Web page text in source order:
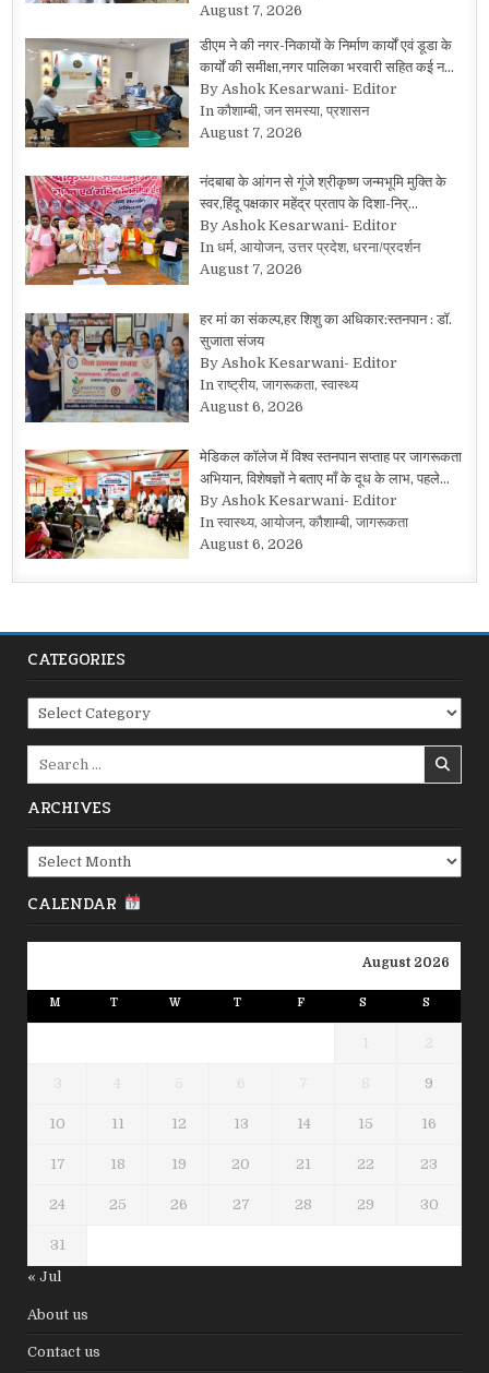
August 7, 2026
डीएम ने की नगर-निकायों के निर्माण कार्यों एवं डूडा के
कार्यों की समीक्षा,नगर पालिका भरवारी सहित कई न…
By Ashok Kesarwani- Editor
In कौशाम्बी, जन समस्या, प्रशासन
August 7, 2026
नंदबाबा के आंगन से गूंजे श्रीकृष्ण जन्मभूमि मुक्ति के
स्वर,हिंदू पक्षकार महेंद्र प्रताप के दिशा-निर्…
By Ashok Kesarwani- Editor
In धर्म, आयोजन, उत्तर प्रदेश, धरना/प्रदर्शन
August 7, 2026
हर मां का संकल्प,हर शिशु का अधिकार:स्तनपान : डॉ.
सुजाता संजय
By Ashok Kesarwani- Editor
In राष्ट्रीय, जागरूकता, स्वास्थ्य
August 6, 2026
मेडिकल कॉलेज में विश्व स्तनपान सप्ताह पर जागरूकता
अभियान, विशेषज्ञों ने बताए माँ के दूध के लाभ, पहले…
By Ashok Kesarwani- Editor
In स्वास्थ्य, आयोजन, कौशाम्बी, जागरूकता
August 6, 2026
CATEGORIES
Categories
ARCHIVES
Archives
CALENDAR
August 2026
M T W T F S S
1 2
3 4 5 6 7 8 9
10 11 12 13 14 15 16
17 18 19 20 21 22 23
24 25 26 27 28 29 30
31
« Jul
About us
Contact us